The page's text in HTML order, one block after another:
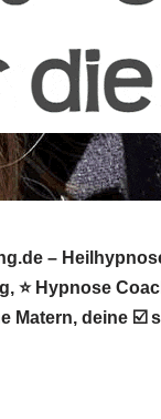
–
⭐ Hypnose
Matern, deine